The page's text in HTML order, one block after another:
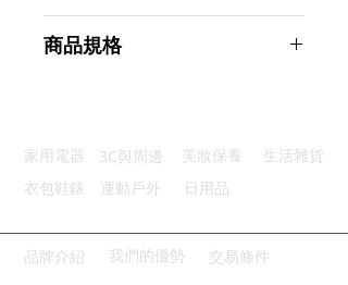
雙向拉鍊：拉鍊順滑好拉開合便捷
商品規格
商品型號：p01_05244842
主要材質：不織布
商品重量(g)：200
產地名稱：中國大陸
家用電器 3C與周邊 美妝保養
生活雜貨
衣包鞋錶
運動戶外 日用品
品牌介紹 我們的優勢 交易條件